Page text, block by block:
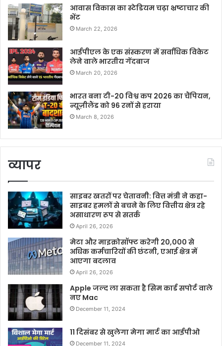
आवास विकास का स्टेडियम चढ़ा भ्रष्टाचार की
भेंट
March 22, 2026
आईपीएल के एक संस्करण में सर्वाधिक विकेट
लेने वाले भारतीय गेंदबाज
March 20, 2026
भारत बना टी-20 विश्व कप 2026 का चैंपियन,
न्यूज़ीलैंड को 96 रनों से हराया
March 8, 2026
व्यापर
साइबर खतरों पर चेतावनी: वित्त मंत्री ने कहा-
साइबर हमलों से बचने के लिए वित्तीय क्षेत्र रहे
असाधारण रूप से सतर्क
April 26, 2026
मेटा और माइक्रोसॉफ्ट करेगी 20,000 से
अधिक कर्मचारियों की छंटनी, एआई क्षेत्र में
आएगा बदलाव
April 26, 2026
Apple जल्द ला सकता है सिम कार्ड सपोर्ट वाले
नए Mac
December 11, 2024
11 दिसंबर से खुलेगा मेगा मार्ट का आईपीओ
December 11, 2024